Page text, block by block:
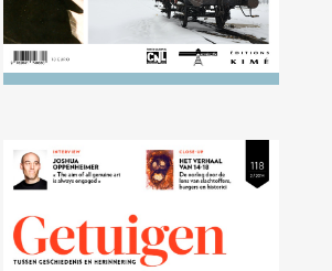
Nr. 118 (09/2014) Dictatuur en
terreur in Argentinië, Chili en